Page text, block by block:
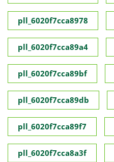
pll_6020f7cca8978
pll_6020f7cca89a4
pll_6020f7cca89bf
pll_6020f7cca89db
pll_6020f7cca89f7
pll_6020f7cca8a3f